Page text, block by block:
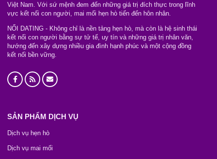
Việt Nam. Với sứ mệnh đem đến những giá trị đích thực trong lĩnh
vực kết nối con người, mai mối hẹn hò tiến đến hôn nhân.
NỐI DATING - Không chỉ là nền tảng hẹn hò, mà còn là hệ sinh thái
kết nối con người bằng sự tử tế, uy tín và những giá trị nhân văn,
hướng đến xây dựng nhiều gia đình hạnh phúc và một cộng đồng
kết nối bền vững.
SẢN PHẨM DỊCH VỤ
Dịch vụ hẹn hò
Dịch vụ mai mối